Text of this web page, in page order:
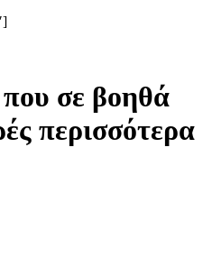
σε βοηθά
περισσότερα